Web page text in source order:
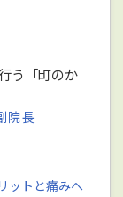
う「町のか
院長
ットと痛みへ